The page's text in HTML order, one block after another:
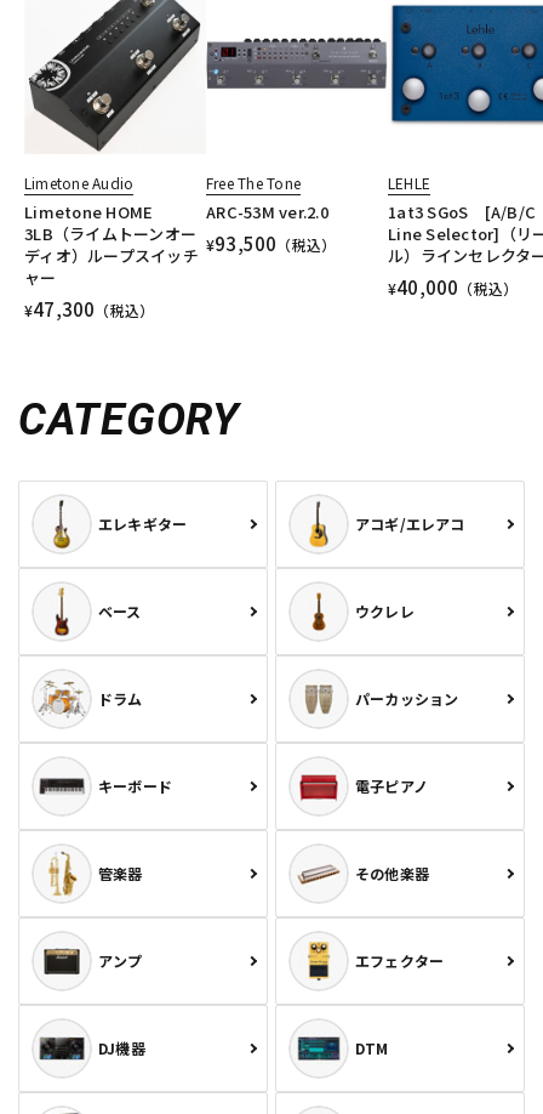
Limetone Audio
Limetone HOME
3LB（ライムトーンオー
ディオ）ループスイッチ
ャー
¥47,300 （税込）
Free The Tone
ARC-53M ver.2.0
¥93,500 （税込）
LEHLE
1at3 SGoS [A/B/C
Line Selector]（リ
ル）ラインセレクタ
¥40,000 （税込）
CATEGORY
エレキギター アコギ/エレアコ
ベース ウクレレ
ドラム パーカッション
キーボード 電子ピアノ
管楽器 その他楽器
アンプ エフェクター
DJ機器 DTM